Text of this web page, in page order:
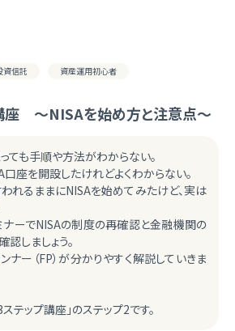
資信託 資産運用初心者
座 ～NISAを始め方と注意点～
ても手順や方法がわからない。
口座を開設したけれどよくわからない。
れるままにNISAを始めてみたけど、実は
ナーでNISAの制度の再確認と金融機関の
しましょう。
ナー（FP）が分かりやすく解説していきま
テップ講座」のステップ2です。